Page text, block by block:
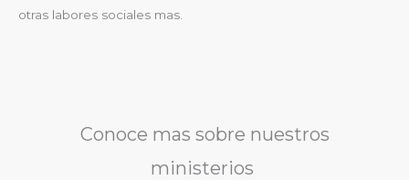
otras labores sociales mas.
Conoce mas sobre nuestros
ministerios ​